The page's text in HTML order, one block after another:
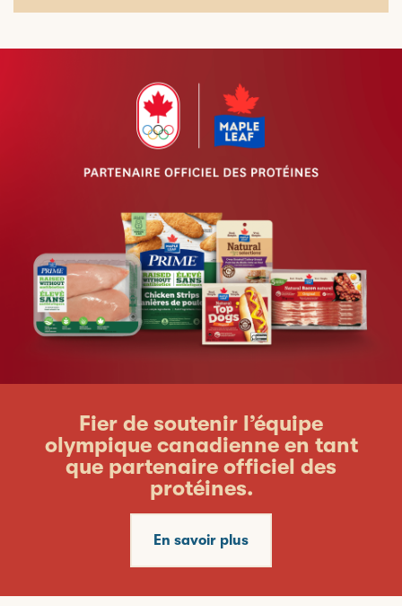
Fier de soutenir l’équipe
olympique canadienne en tant
que partenaire officiel des
protéines.
En savoir plus